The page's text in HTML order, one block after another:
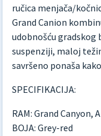
ručica menjača/
Grand Canion
udobnošću gradskog
suspenziji, maloj
savršeno ponaša
SPECIFIKACIJA:
RAM: Grand Canyon,
BOJA: Grey-red